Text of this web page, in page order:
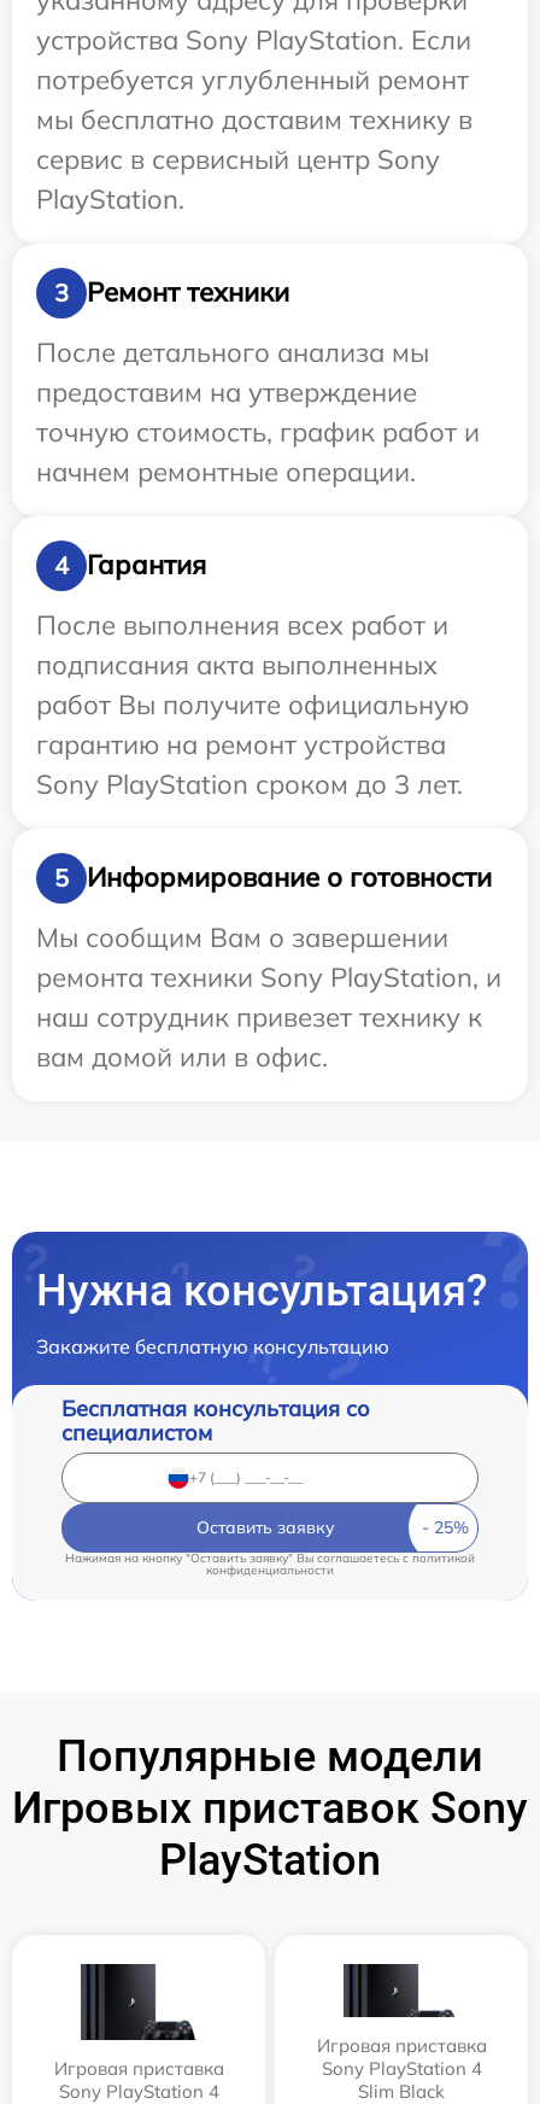
устройства Sony PlayStation. Если
потребуется углубленный ремонт
мы бесплатно доставим технику в
сервис в сервисный центр Sony
PlayStation.
3
Ремонт техники
После детального анализа мы
предоставим на утверждение
точную стоимость, график работ и
начнем ремонтные операции.
4
Гарантия
После выполнения всех работ и
подписания акта выполненных
работ Вы получите официальную
гарантию на ремонт устройства
Sony PlayStation сроком до 3 лет.
5
Информирование о готовности
Мы сообщим Вам о завершении
ремонта техники Sony PlayStation, и
наш сотрудник привезет технику к
вам домой или в офис.
Нужна консультация?
Закажите бесплатную консультацию
Бесплатная консультация со
специалистом
Оставить заявку
Нажимая на кнопку "Оставить заявку" Вы соглашаетесь cполитикой
конфиденциальности
Популярные модели
Игровых приставок Sony
PlayStation
Игровая приставка
Sony PlayStation 4
Игровая приставка
Sony PlayStation 4
Slim Black